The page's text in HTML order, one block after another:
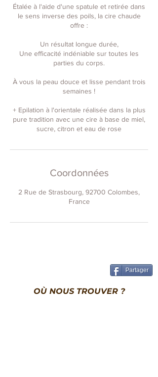
Étalée à l'aide d'une spatule et retirée dans
le sens inverse des poils, la cire chaude
offre :
Un résultat longue durée,
Une efficacité indéniable sur toutes les
parties du corps.
À vous la peau douce et lisse pendant trois
semaines !
+ Epilation à l'orientale réalisée dans la plus
pure tradition avec une cire à base de miel,
sucre, citron et eau de rose
Coordonnées
2 Rue de Strasbourg, 92700 Colombes,
France
Partager
OÙ NOUS TROUVER ?